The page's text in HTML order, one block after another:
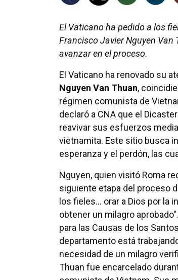
El Vaticano ha pedido a los
Francisco Javier Nguyen
avanzar en el proceso.
El Vaticano ha renovado su
Nguyen Van Thuan,
régimen comunista de
declaró a CNA que el
reavivar sus esfuerzos
vietnamita. Este sitio busca
esperanza y el perdón, las
Nguyen, quien visitó Roma
siguiente etapa del proceso
los fieles... orar a Dios por la
obtener un milagro
para las Causas de los
departamento está
necesidad de un milagro
Thuan fue encarcelado